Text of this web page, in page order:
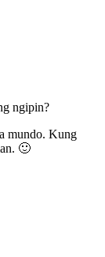
ngipin?
mundo. Kung
🙂